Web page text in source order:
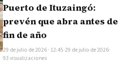
Puerto de Ituzaingó:
prevén que abra antes de
fin de año
29 de julio de 2026 · 12:45·29 de julio de 2026·
93 visualizaciones